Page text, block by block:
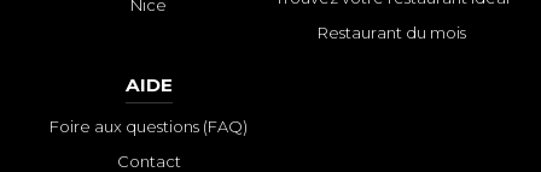
Nice
Restaurant du mois
AIDE
Foire aux questions (FAQ)
Contact